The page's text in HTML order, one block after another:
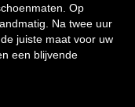
Op
Na twee uur
juiste maat voor uw
een blijvende